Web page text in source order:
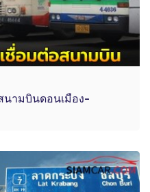
นามบินดอนเมือง-